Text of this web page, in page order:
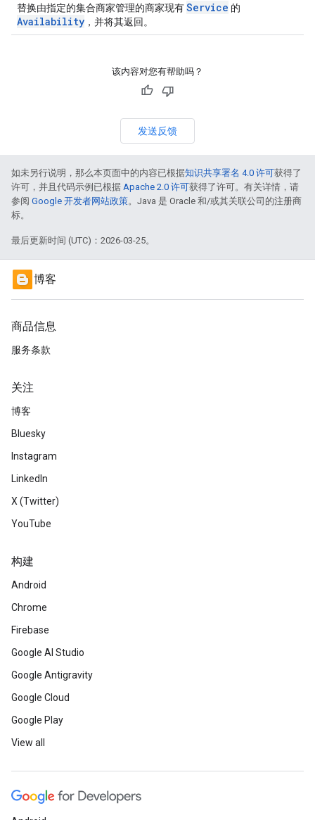
替换由指定的集合商家管理的商家现有Service 的
Availability ，并将其返回。
该内容对您有帮助吗？
发送反馈
如未另行说明，那么本页面中的内容已根据知识共享署名 4.0 许可获得了
许可，并且代码示例已根据 Apache 2.0 许可获得了许可。有关详情，请
参阅 Google 开发者网站政策。Java 是 Oracle 和/或其关联公司的注册商
标。
最后更新时间 (UTC)：2026-03-25。
博客
商品信息
服务条款
关注
博客
Bluesky
Instagram
LinkedIn
X (Twitter)
YouTube
构建
Android
Chrome
Firebase
Google AI Studio
Google Antigravity
Google Cloud
Google Play
View all